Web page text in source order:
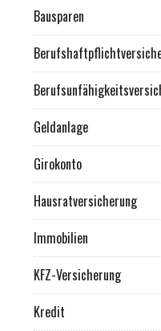
Bausparen
Geldanlage
Girokonto
Hausratversicherung
Immobilien
KFZ-Versicherung
Kredit